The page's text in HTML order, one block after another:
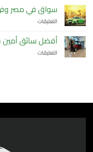
مغلقة
سائق
سياحي
مغلقة
سواق في مصر
التعليقات
في
مصر
أفضل سائق أمين
التعليقات
مغلقة